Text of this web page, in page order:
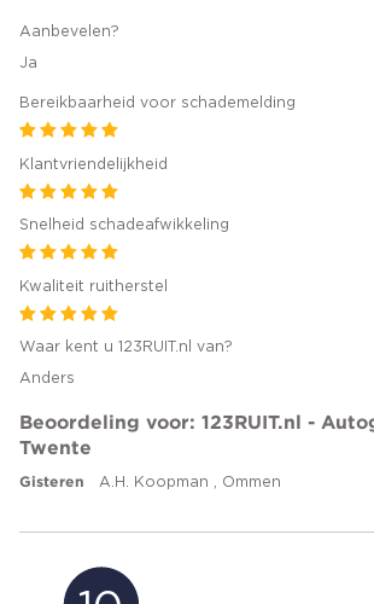
Aanbevelen?
Ja
Bereikbaarheid voor schademelding
Klantvriendelijkheid
Snelheid schadeafwikkeling
Kwaliteit ruitherstel
Waar kent u 123RUIT.nl van?
Anders
Beoordeling voor: 123RUIT.nl -
Twente
Gisteren A.H. Koopman , Ommen